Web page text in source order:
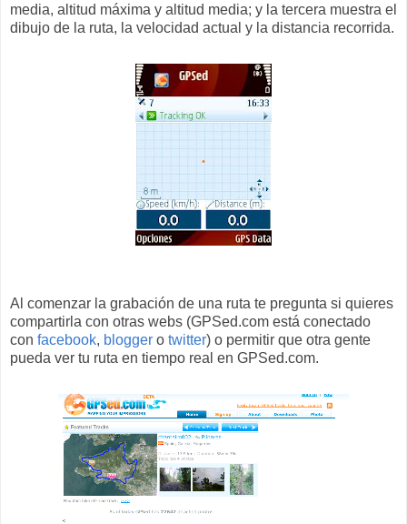
media, altitud máxima y altitud media; y la tercera muestra el
dibujo de la ruta, la velocidad actual y la distancia recorrida.
Al comenzar la grabación de una ruta te pregunta si quieres
compartirla con otras webs (GPSed.com está conectado
con facebook, blogger o twitter) o permitir que otra gente
pueda ver tu ruta en tiempo real en GPSed.com.